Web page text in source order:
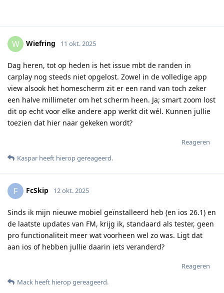
W Wiefring 11 okt. 2025
Dag heren, tot op heden is het issue mbt de randen in
carplay nog steeds niet opgelost. Zowel in de volledige app
view alsook het homescherm zit er een rand van toch zeker
een halve millimeter om het scherm heen. Ja; smart zoom lost
dit op echt voor elke andere app werkt dit wél. Kunnen jullie
toezien dat hier naar gekeken wordt?
Reageren
Kaspar heeft hierop gereageerd.
F FcSkip 12 okt. 2025
Sinds ik mijn nieuwe mobiel geïnstalleerd heb (en ios 26.1) en
de laatste updates van FM, krijg ik, standaard als tester, geen
pro functionaliteit meer wat voorheen wel zo was. Ligt dat
aan ios of hebben jullie daarin iets veranderd?
Reageren
Mack heeft hierop gereageerd.